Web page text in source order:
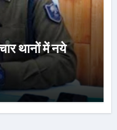
थानों में नये